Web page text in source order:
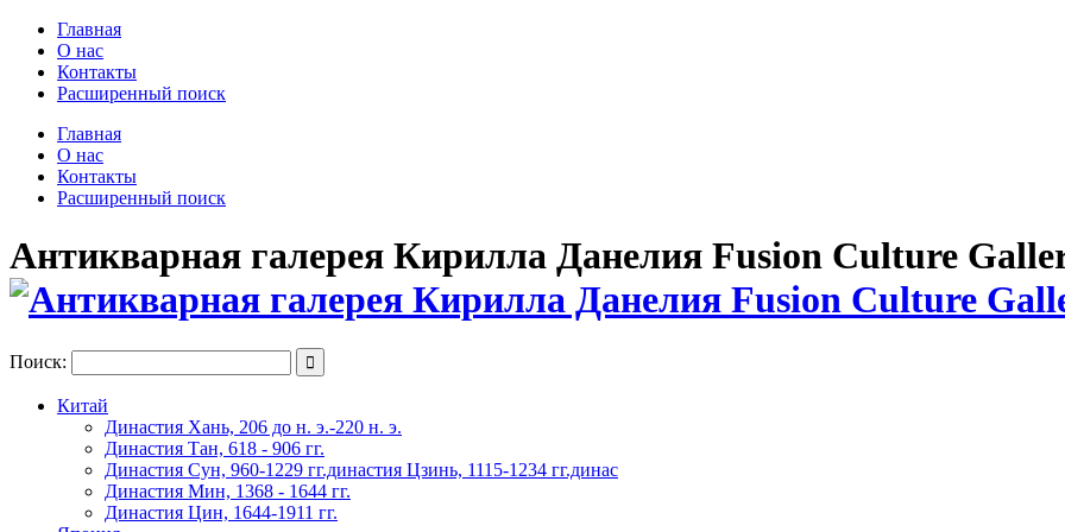
Главная
О нас
Контакты
Расширенный поиск
Главная
О нас
Контакты
Расширенный поиск
Антикварная галерея Кирилла Данелия Fusion Culture
Поиск: 
Китай
Династия Хань, 206 до н. э.-220 н. э.
Династия Тан, 618 - 906 гг.
Династия Сун, 960-1229 гг.династия Цзинь, 1115-1234 гг.динас
Династия Мин, 1368 - 1644 гг.
Династия Цин, 1644-1911 гг.